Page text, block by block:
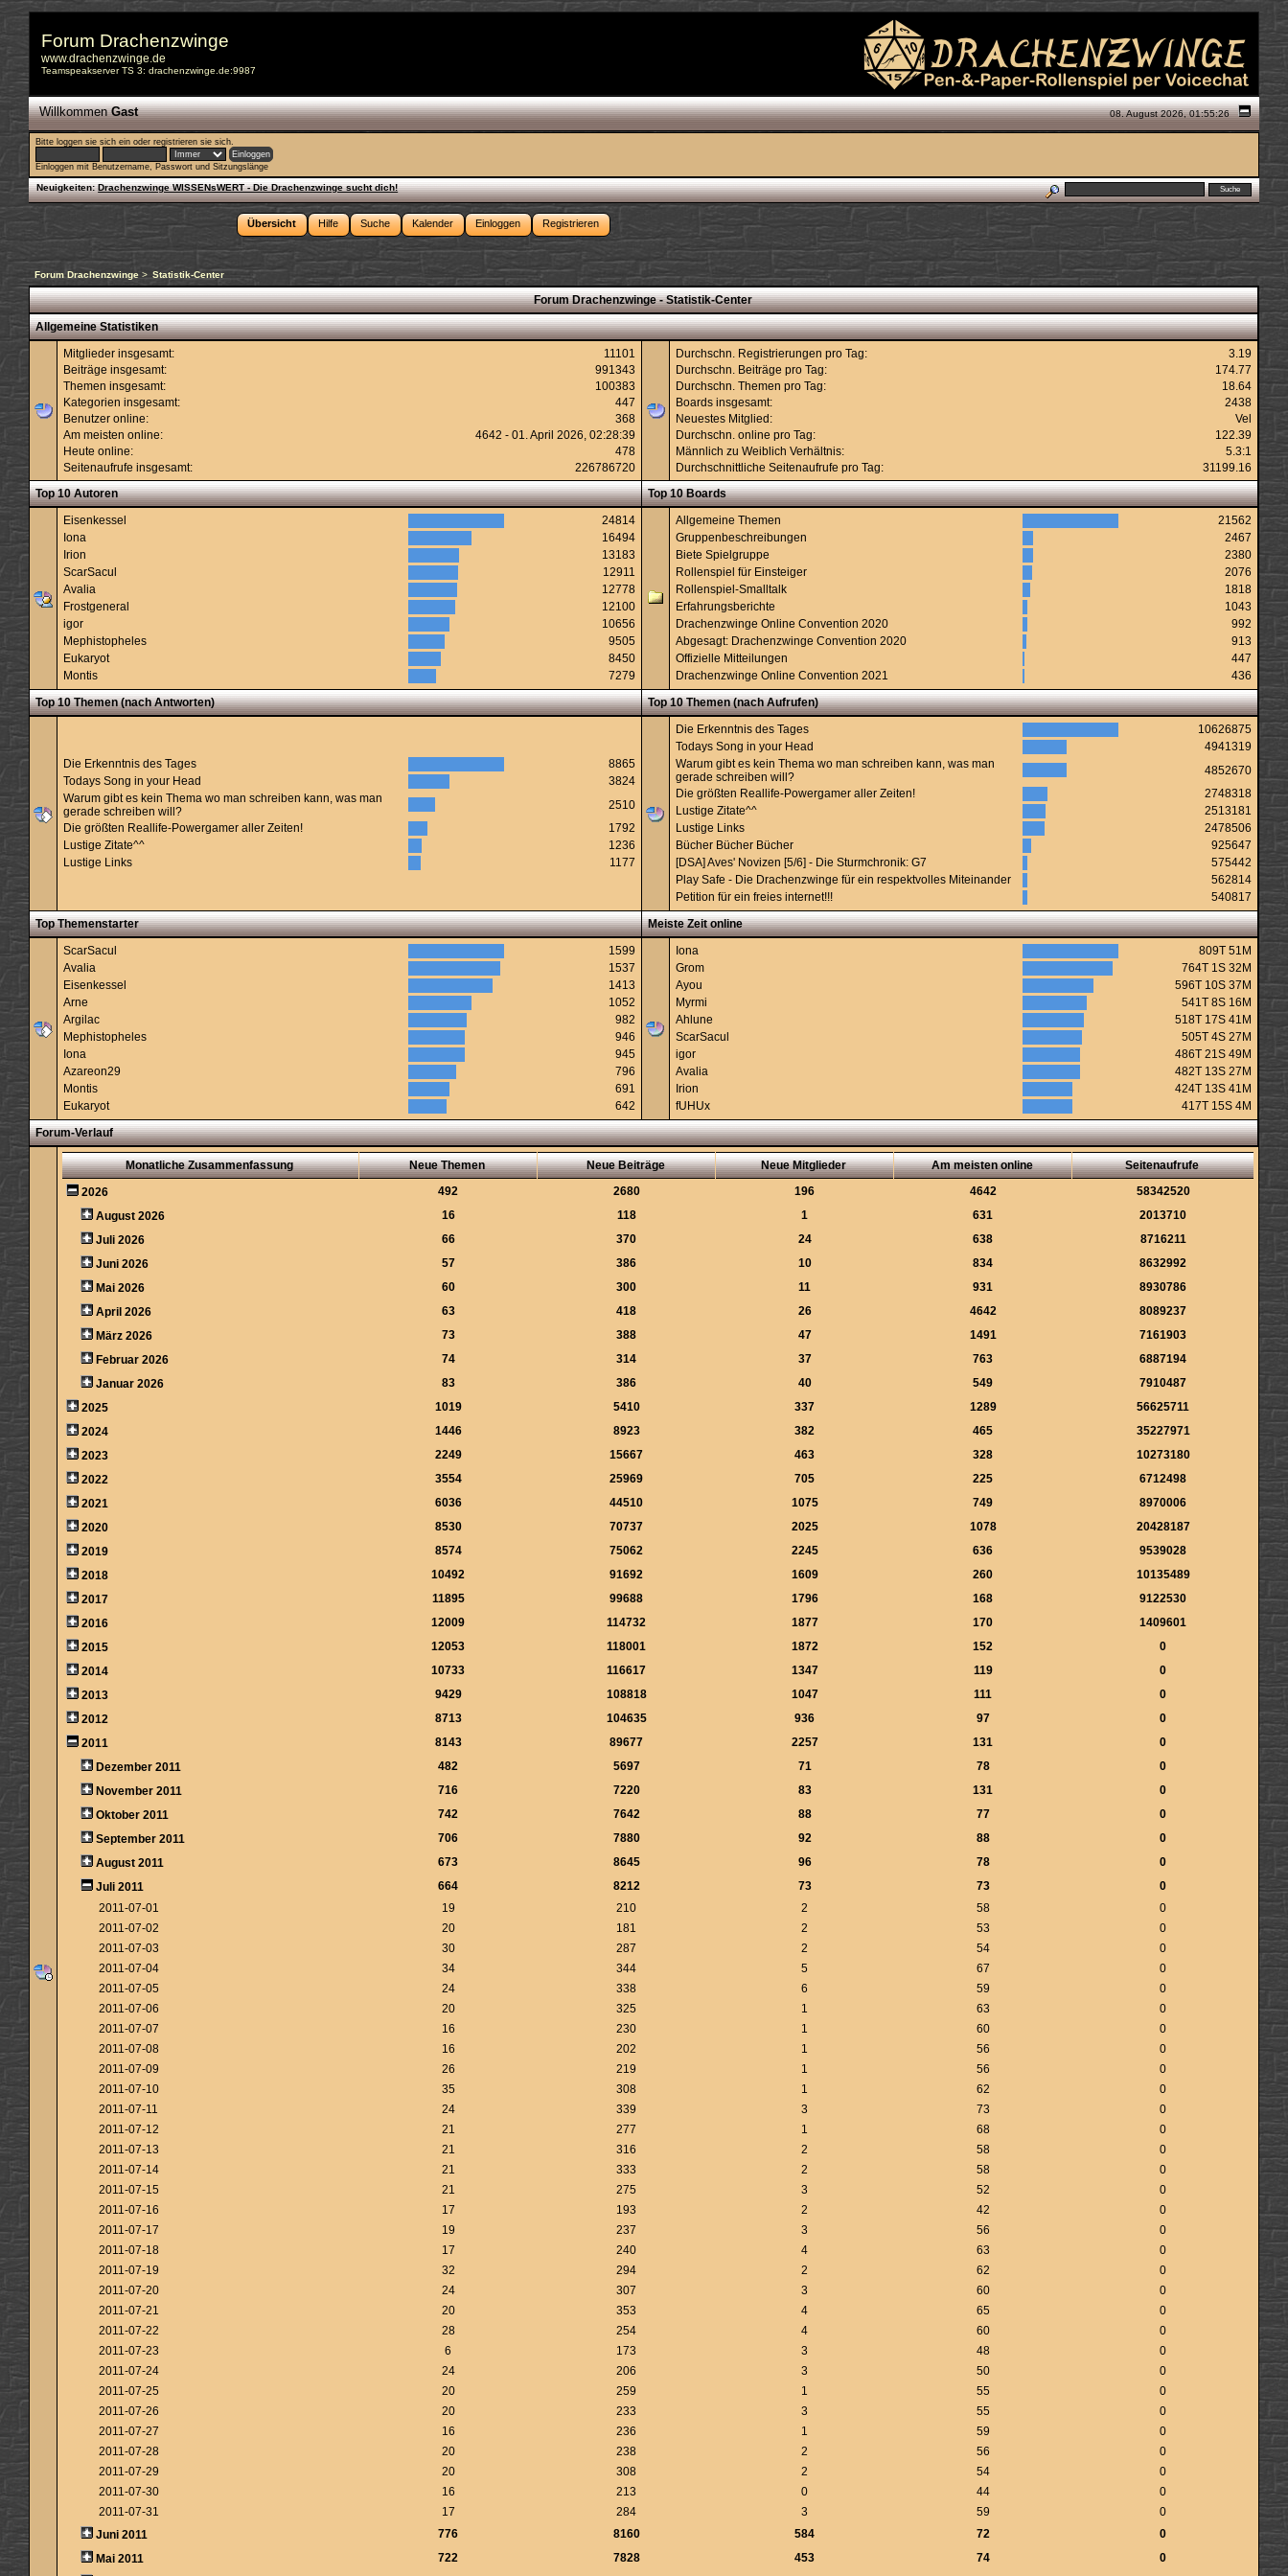
Forum Drachenzwinge
www.drachenzwinge.de
Teamspeakserver TS 3: drachenzwinge.de:9987
08. August 2026, 01:55:26
WillkommenGast
Bitte loggen sie sich ein oderregistrieren sie sich.
Einloggen mit Benutzername, Passwort und Sitzungslänge
Neuigkeiten: Drachenzwinge WISSENsWERT - Die Drachenzwinge sucht dich!
Übersicht Hilfe Suche Kalender Einloggen Registrieren
Forum Drachenzwinge > Statistik-Center
Forum Drachenzwinge - Statistik-Center
Allgemeine Statistiken
Mitglieder insgesamt:
11101
Beiträge insgesamt:
991343
Themen insgesamt:
100383
Kategorien insgesamt:
447
Benutzer online:
368
Am meisten online:
4642 - 01. April 2026, 02:28:39
Heute online:
478
Seitenaufrufe insgesamt:
226786720
Durchschn. Registrierungen pro Tag:
3.19
Durchschn. Beiträge pro Tag:
174.77
Durchschn. Themen pro Tag:
18.64
Boards insgesamt:
2438
Neuestes Mitglied:
Vel
Durchschn. online pro Tag:
122.39
Männlich zu Weiblich Verhältnis:
5.3:1
Durchschnittliche Seitenaufrufe pro Tag:
31199.16
Top 10 Autoren
Top 10 Boards
Eisenkessel
24814
Iona
16494
Irion
13183
ScarSacul
12911
Avalia
12778
Frostgeneral
12100
igor
10656
Mephistopheles
9505
Eukaryot
8450
Montis
7279
Allgemeine Themen
21562
Gruppenbeschreibungen
2467
Biete Spielgruppe
2380
Rollenspiel für Einsteiger
2076
Rollenspiel-Smalltalk
1818
Erfahrungsberichte
1043
Drachenzwinge Online Convention 2020
992
Abgesagt: Drachenzwinge Convention 2020
913
Offizielle Mitteilungen
447
Drachenzwinge Online Convention 2021
436
Top 10 Themen (nach Antworten)
Top 10 Themen (nach Aufrufen)
Die Erkenntnis des Tages
8865
Todays Song in your Head
3824
Warum gibt es kein Thema wo man schreiben kann, was man
gerade schreiben will?
2510
Die größten Reallife-Powergamer aller Zeiten!
1792
Lustige Zitate^^
1236
Lustige Links
1177
Die Erkenntnis des Tages
10626875
Todays Song in your Head
4941319
Warum gibt es kein Thema wo man schreiben kann, was man
gerade schreiben will?
4852670
Die größten Reallife-Powergamer aller Zeiten!
2748318
Lustige Zitate^^
2513181
Lustige Links
2478506
Bücher Bücher Bücher
925647
[DSA] Aves' Novizen [5/6] - Die Sturmchronik: G7
575442
Play Safe - Die Drachenzwinge für ein respektvolles Miteinander
562814
Petition für ein freies internet!!!
540817
Top Themenstarter
Meiste Zeit online
ScarSacul
1599
Avalia
1537
Eisenkessel
1413
Arne
1052
Argilac
982
Mephistopheles
946
Iona
945
Azareon29
796
Montis
691
Eukaryot
642
Iona
809T 51M
Grom
764T 1S 32M
Ayou
596T 10S 37M
Myrmi
541T 8S 16M
Ahlune
518T 17S 41M
ScarSacul
505T 4S 27M
igor
486T 21S 49M
Avalia
482T 13S 27M
Irion
424T 13S 41M
fUHUx
417T 15S 4M
Forum-Verlauf
Monatliche Zusammenfassung Neue Themen Neue Beiträge Neue Mitglieder Am meisten online
Seitenaufrufe
2026
492 2680 196 4642
58342520
August 2026
16 118 1 631
2013710
Juli 2026
66 370 24 638
8716211
Juni 2026
57 386 10 834
8632992
Mai 2026
60 300 11 931
8930786
April 2026
63 418 26 4642
8089237
März 2026
73 388 47 1491
7161903
Februar 2026
74 314 37 763
6887194
Januar 2026
83 386 40 549
7910487
2025
1019 5410 337 1289
56625711
2024
1446 8923 382 465
35227971
2023
2249 15667 463 328
10273180
2022
3554 25969 705 225
6712498
2021
6036 44510 1075 749
8970006
2020
8530 70737 2025 1078
20428187
2019
8574 75062 2245 636
9539028
2018
10492 91692 1609 260
10135489
2017
11895 99688 1796 168
9122530
2016
12009 114732 1877 170
1409601
2015
12053 118001 1872 152
0
2014
10733 116617 1347 119
0
2013
9429 108818 1047 111
0
2012
8713 104635 936 97
0
2011
8143 89677 2257 131
0
Dezember 2011
482 5697 71 78
0
November 2011
716 7220 83 131
0
Oktober 2011
742 7642 88 77
0
September 2011
706 7880 92 88
0
August 2011
673 8645 96 78
0
Juli 2011
664 8212 73 73
0
2011-07-01
19 210 2 58
0
2011-07-02
20 181 2 53
0
2011-07-03
30 287 2 54
0
2011-07-04
34 344 5 67
0
2011-07-05
24 338 6 59
0
2011-07-06
20 325 1 63
0
2011-07-07
16 230 1 60
0
2011-07-08
16 202 1 56
0
2011-07-09
26 219 1 56
0
2011-07-10
35 308 1 62
0
2011-07-11
24 339 3 73
0
2011-07-12
21 277 1 68
0
2011-07-13
21 316 2 58
0
2011-07-14
21 333 2 58
0
2011-07-15
21 275 3 52
0
2011-07-16
17 193 2 42
0
2011-07-17
19 237 3 56
0
2011-07-18
17 240 4 63
0
2011-07-19
32 294 2 62
0
2011-07-20
24 307 3 60
0
2011-07-21
20 353 4 65
0
2011-07-22
28 254 4 60
0
2011-07-23
6 173 3 48
0
2011-07-24
24 206 3 50
0
2011-07-25
20 259 1 55
0
2011-07-26
20 233 3 55
0
2011-07-27
16 236 1 59
0
2011-07-28
20 238 2 56
0
2011-07-29
20 308 2 54
0
2011-07-30
16 213 0 44
0
2011-07-31
17 284 3 59
0
Juni 2011
776 8160 584 72
0
Mai 2011
722 7828 453 74
0